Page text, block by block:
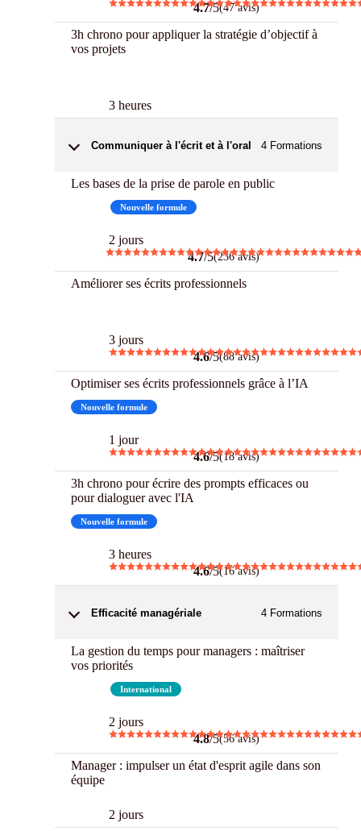
4.7/5(47 avis)
3h chrono pour appliquer la stratégie d’objectif à
vos projets
3 heures
Communiquer à l'écrit et à l'oral 4 Formations
Les bases de la prise de parole en public
Nouvelle formule
2 jours
4.7/5(236 avis)
Améliorer ses écrits professionnels
3 jours
4.6/5(88 avis)
Optimiser ses écrits professionnels grâce à l’IA
Nouvelle formule
1 jour
4.6/5(18 avis)
3h chrono pour écrire des prompts efficaces ou
pour dialoguer avec l'IA
Nouvelle formule
3 heures
4.6/5(16 avis)
Efficacité managériale 4 Formations
La gestion du temps pour managers : maîtriser
vos priorités
International
2 jours
4.8/5(56 avis)
Manager : impulser un état d'esprit agile dans son
équipe
2 jours